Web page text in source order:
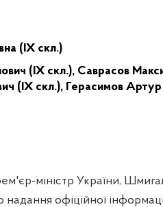
(IX скл.)
(IX скл.), Саврасов
(IX скл.), Герасимов
міністр України,
офіційної